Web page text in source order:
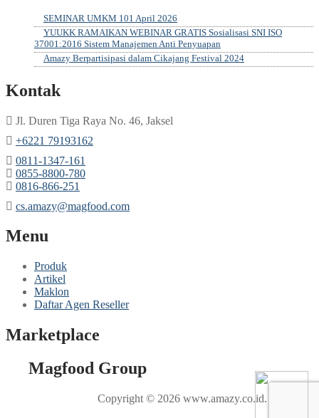
SEMINAR UMKM 101 April 2026
YUUKK RAMAIKAN WEBINAR GRATIS Sosialisasi SNI ISO
37001:2016 Sistem Manajemen Anti Penyuapan
Amazy Berpartisipasi dalam Cikajang Festival 2024
Kontak
Jl. Duren Tiga Raya No. 46, Jaksel
‎+6221 79193162
‪0811-1347-161
‪0855-8800-780
‪0816-866-251
cs.amazy@magfood.com
Menu
Produk
Artikel
Maklon
Daftar Agen Reseller
Marketplace
Magfood Group
Copyright © 2026 www.amazy.co.id.